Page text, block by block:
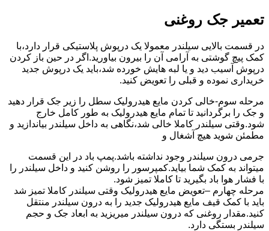
تعمیر جک روغنی
در قسمت بالایی سیلندر معمولا یک درپوش پلاستیکی قرار دارد،با
کمک پیچ گوشتی به آرامی آن را بیرون بیاورید.اگر در حین باز کردن
درپوش آسیب دید و یا لبه هایش خورده شد،باید یک درپوش جدید
خریداری نموده و قبلی را تعویض کنید.
مرحله سوم-خالی کردن مایع هیدرولیک سطل را زیر جک قرار دهید
و جک را برگردانید تا تمام مایع هیدرولیک به طور کامل خارج
شود.وقتی سیلندر کاملا خالی شد،نگاهی به داخل سیلندر بیاندازید و
مطمئن شوید هیچ آشغال و
جرمی درون سیلندر وجود نداشته باشد.پمپ باد در این قسمت
میتواند به کمک شما بیاید.کمپرسور را روشن کنید و داخل سیلندر را
با فشار هوا باد بگیرید تا کاملا تمیز شود.
مرحله چهارم –تعویض مایع هیدرولیک وقتی سیلندر کاملا تمیز شد
باید با کمک قیف مایع هیدرولیک جدید را به درون سیلندر منتقل
کنید.مقدار روغنی که درون سیلندر میریزید به ابعاد جک و حجم
سیلندر بستگی دارد.